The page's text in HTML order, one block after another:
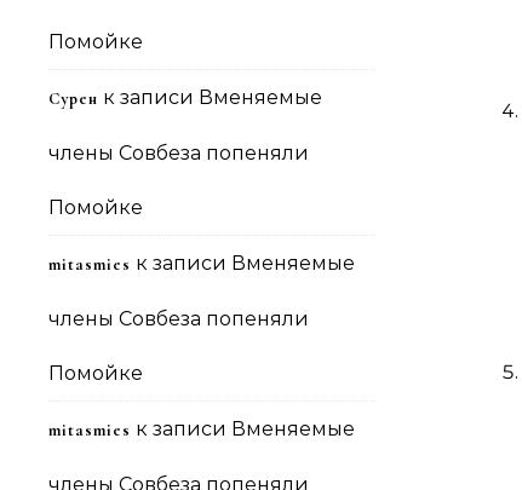
Помойке
Сурен к записи Вменяемые
члены Совбеза попеняли
Помойке
mitasmies к записи Вменяемые
члены Совбеза попеняли
Помойке
mitasmies к записи Вменяемые
члены Совбеза попеняли